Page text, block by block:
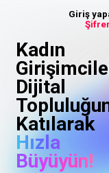
Giriş
Kadın
Dijital
Katılarak
Hızla
Büyüyün!